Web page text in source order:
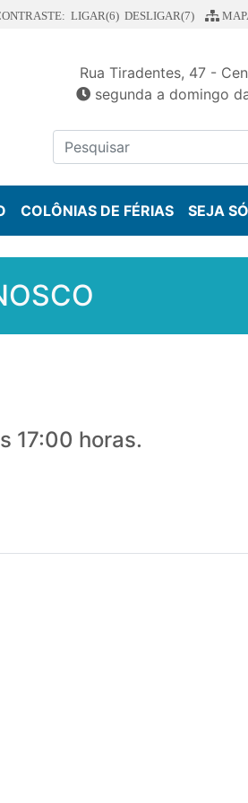
LIGAR(6) DESLIGAR(7)
Rua Tiradentes, 47 -
segunda a domingo
COLÔNIAS DE FÉRIAS SEJA
17:00 horas.